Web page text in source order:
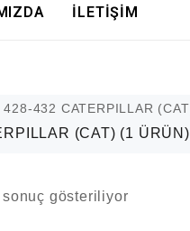
İLETİŞİM
432 CATERPILLAR
(CAT) (1 ÜRÜN)
sonuç gösteriliyor